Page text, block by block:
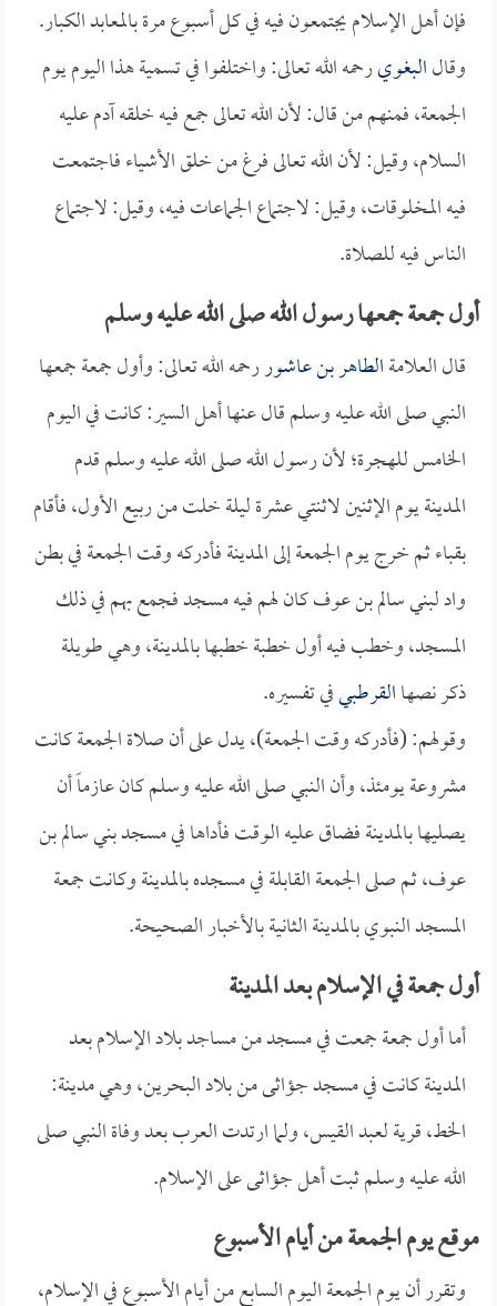
فإن أهل الإسلام يجتمعون فيه في كل أسبوع مرة بالمعابد الكبار.
وقالالبغويرحمه الله تعالى: واختلفوا في تسمية هذا اليوم يوم
الجمعة، فمنهم من قال: لأن الله تعالى جمع فيه خلقه آدم عليه
السلام، وقيل: لأن الله تعالى فرغ من خلق الأشياء فاجتمعت
فيه المخلوقات، وقيل: لاجتماع الجماعات فيه، وقيل: لاجتماع
الناس فيه للصلاة.
أول جمعة جمعها رسول الله صلى الله عليه وسلم
قال العلامةالطاهر بن عاشوررحمه الله تعالى: وأول جمعة جمعها
النبي صلى الله عليه وسلم قال عنها أهل السير: كانت في اليوم
الخامس للهجرة؛ لأن رسول الله صلى الله عليه وسلم قدم
المدينة يوم الإثنين لاثنتي عشرة ليلة خلت من ربيع الأول، فأقام
بقباء ثم خرج يوم الجمعة إلى المدينة فأدركه وقت الجمعة في بطن
واد لبني سالم بن عوف كان لهم فيه مسجد فجمع بهم في ذلك
المسجد، وخطب فيه أول خطبة خطبها بالمدينة، وهي طويلة
ذكر نصهاالقرطبيفي تفسيره.
وقولهم: (فأدركه وقت الجمعة)، يدل على أن صلاة الجمعة كانت
مشروعة يومئذ، وأن النبي صلى الله عليه وسلم كان عازماً أن
يصليها بالمدينة فضاق عليه الوقت فأداها في مسجد بني سالم بن
عوف، ثم صلى الجمعة القابلة في مسجده بالمدينة وكانت جمعة
المسجد النبوي بالمدينة الثانية بالأخبار الصحيحة.
أول جمعة في الإسلام بعد المدينة
أما أول جمعة جمعت في مسجد من مساجد بلاد الإسلام بعد
المدينة كانت في مسجد جؤاثى من بلاد البحرين، وهي مدينة:
الخط، قرية لعبد القيس، ولما ارتدت العرب بعد وفاة النبي صلى
الله عليه وسلم ثبت أهل جؤاثى على الإسلام.
موقع يوم الجمعة من أيام الأسبوع
وتقرر أن يوم الجمعة اليوم السابع من أيام الأسبوع في الإسلام،